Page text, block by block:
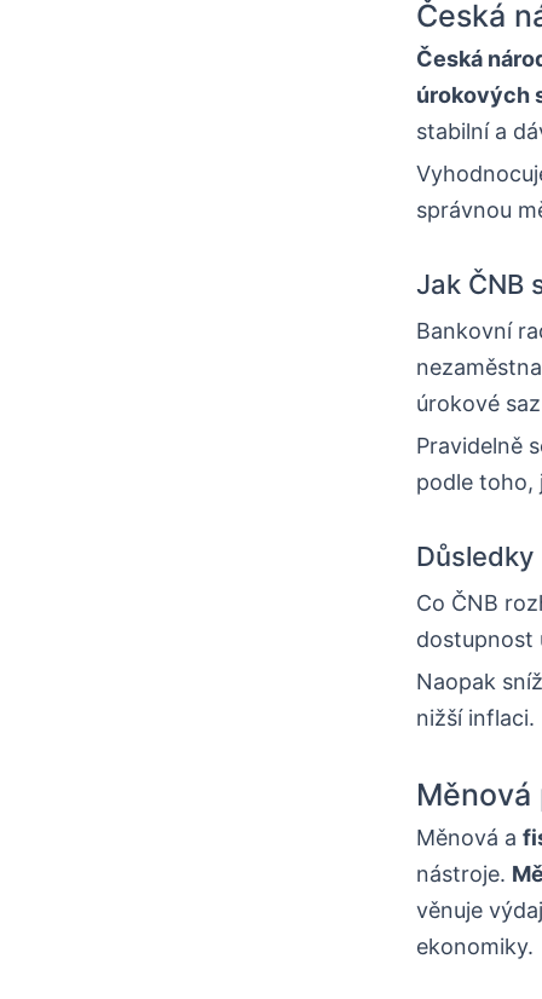
Česká
Česká
úrokových
stabilní a
správnou
Jak ČNB
Bankovní
úrokové
Pravidelně
podle toho,
Důsledky
Co ČNB
dostupnost
Naopak
nižší
Měnová
Měnová a
nástroje.
věnuje
ekonomiky.